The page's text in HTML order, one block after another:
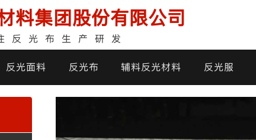
料集团股份有限公司
反光布生产研发
反光面料 反光布 辅料反光材料 反光服